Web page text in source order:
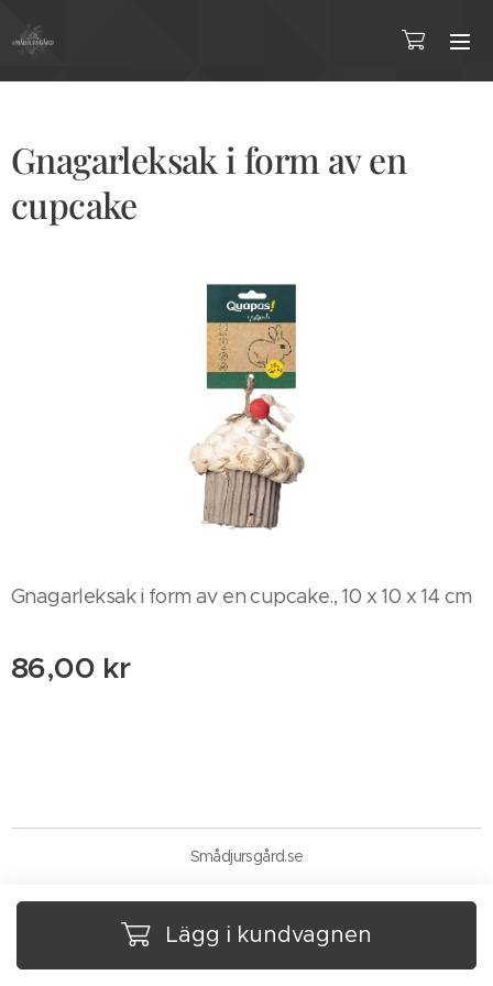
Gnagarleksak i form av en
cupcake
Gnagarleksak i form av en cupcake., 10 x 10 x 14 cm
86,00 kr
Lägg i kundvagnen
Smådjursgård.se